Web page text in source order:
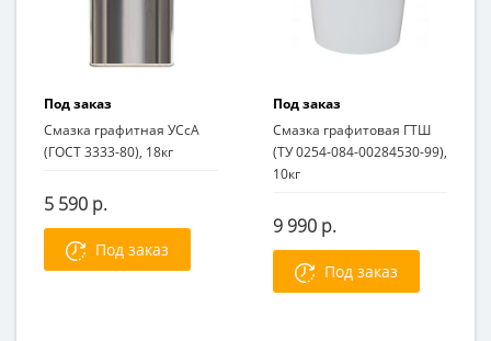
Под заказ
Смазка графитная УСсА
(ГОСТ 3333-80), 18кг
5 590 р.
Под заказ
Под заказ
Смазка графитовая ГТШ
(ТУ 0254-084-00284530-99),
10кг
9 990 р.
Под заказ